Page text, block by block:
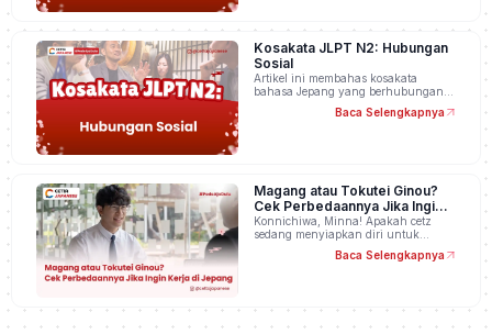
Kosakata JLPT N2: Hubungan
Sosial
Artikel ini membahas kosakata
bahasa Jepang yang berhubungan…
Baca Selengkapnya
Magang atau Tokutei Ginou?
Cek Perbedaannya Jika Ingin
Kerja di Jepang
Konnichiwa, Minna! Apakah cetz
sedang menyiapkan diri untuk…
Baca Selengkapnya